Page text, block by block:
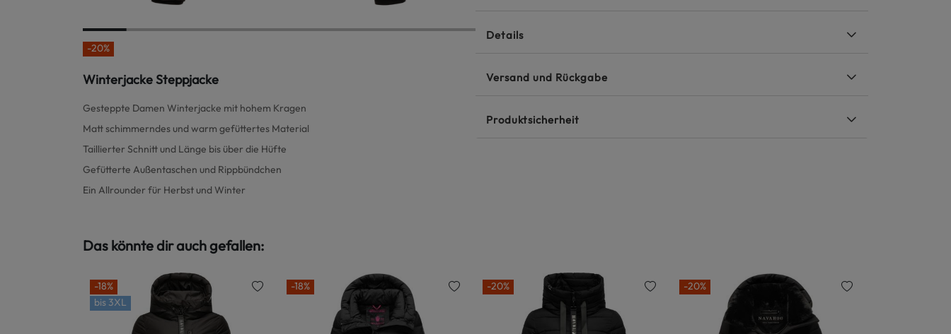
-20%
Winterjacke Steppjacke
Gesteppte Damen Winterjacke mit hohem Kragen
Matt schimmerndes und warm gefüttertes Material
Taillierter Schnitt und Länge bis über die Hüfte
Gefütterte Außentaschen und Rippbündchen
Ein Allrounder für Herbst und Winter
Details
Versand und Rückgabe
Produktsicherheit
Das könnte dir auch gefallen:
-18%
bis 3XL
-18% -20% -20%